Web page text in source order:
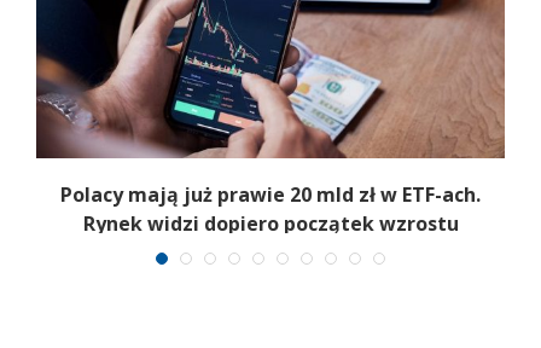
Polacy mają już prawie 20 mld zł w ETF-ach.
Rynek widzi dopiero początek wzrostu